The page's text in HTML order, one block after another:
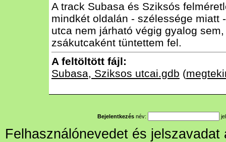
A track Subasa és Sziksós
mindkét oldalán - szélessége miatt
utca nem járható végig gyalog
zsákutcaként tüntettem fel.
A feltöltött fájl:
Subasa, Sziksos utcai.gdb (
Bejelentkezés név:
Felhasználónevedet és